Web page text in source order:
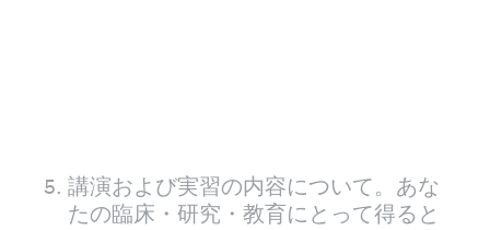
5. 講演および実習の内容について。あな
たの臨床・研究・教育にとって得ると